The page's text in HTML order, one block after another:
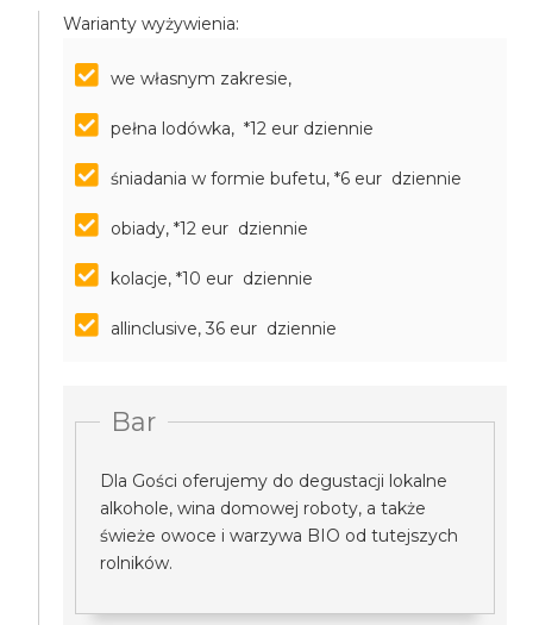
Warianty wyżywienia:
we własnym zakresie,
pełna lodówka, *12 eur dziennie
śniadania w formie bufetu, *6 eur dziennie
obiady, *12 eur dziennie
kolacje, *10 eur dziennie
allinclusive, 36 eur dziennie
Bar
Dla Gości oferujemy do degustacji lokalne
alkohole, wina domowej roboty, a także
świeże owoce i warzywa BIO od tutejszych
rolników.